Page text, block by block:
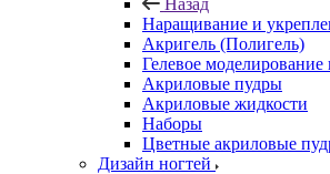
Назад
Наращивание и
Акригель (Полигель)
Гелевое моделирование
Акриловые пудры
Акриловые жидкости
Наборы
Цветные акриловые
Дизайн ногтей